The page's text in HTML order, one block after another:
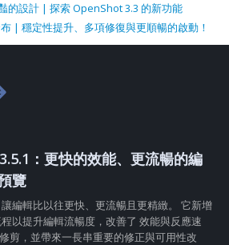
的設計 | 探索 OpenShot 3.3 的新功能
| 穩定性提升、多項修復與更順暢的啟動！
：更快的效能、更流暢的編
覽
編輯比以往更快、更流暢且更精緻。 它新增
以提升編輯流暢度，改善了 效能與反應速
剪，並帶來一長串重要的修正與可用性改